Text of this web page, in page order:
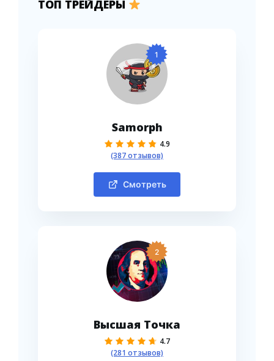
ТОП ТРЕЙДЕРЫ
1
Samorph
4.9
(387 отзывов)
Смотреть
2
Высшая Точка
4.7
(281 отзывов)